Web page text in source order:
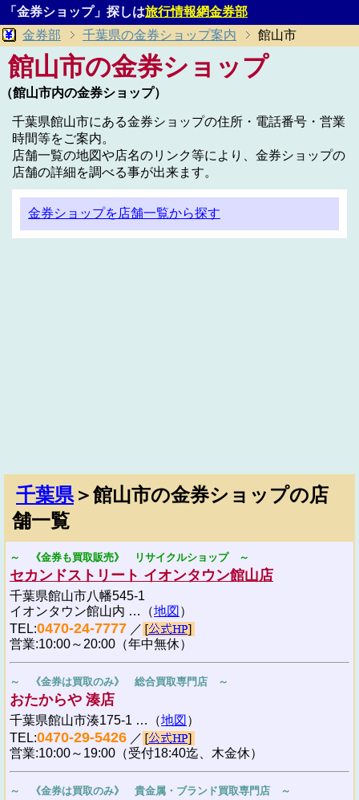
「金券ショップ」探しは旅行情報網金券部
金券部
千葉県の金券ショップ案内 館山市
館山市の金券ショップ
（館山市内の金券ショップ）
千葉県館山市にある金券ショップの住所・電話番号・営業
時間等をご案内。
店舗一覧の地図や店名のリンク等により、金券ショップの
店舗の詳細を調べる事が出来ます。
金券ショップを店舗一覧から探す
千葉県＞館山市の金券ショップの店
舗一覧
～ 《金券も買取販売》 リサイクルショップ ～
セカンドストリート イオンタウン館山店
千葉県館山市八幡545-1
イオンタウン館山内 …（地図 ）
TEL:0470-24-7777 ／
営業:10:00～20:00（年中無休）
～ 《金券は買取のみ》 総合買取専門店 ～
おたからや 湊店
千葉県館山市湊175-1 …（地図 ）
TEL:0470-29-5426 ／
営業:10:00～19:00（受付18:40迄、木金休）
～ 《金券は買取のみ》 貴金属・ブランド買取専門店 ～